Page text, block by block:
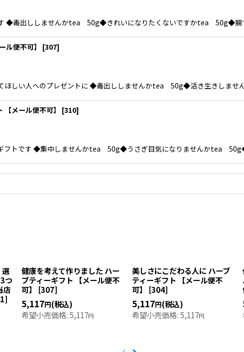
す ◆毒出ししませんかtea 50g◆きれいになりたくないですかtea 50g◆
ル便不可】 [307]
てほしい人へのプレゼントに ◆毒出ししませんかtea 50g◆活き生きし
メール便不可】 [310]
ギフトです ◆集中しませんかtea 50g◆うさぎ目気になりませんかtea
選
つ
店
]
健康を考えて作りました ハー
ブティーギフト 【メール便不
可】
[307]
5,117円(税込)
希望小売価格:5,117円
美しさにこだわる人に ハーブ
ティーギフト 【メール便不
可】
[304]
5,117円(税込)
希望小売価格:5,117円